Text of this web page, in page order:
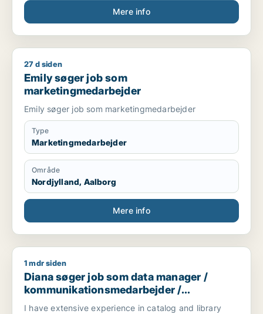
Mere info
Emily søger job som marketingmedarbejder
27 d siden
Emily søger job som
marketingmedarbejder
Emily søger job som marketingmedarbejder
Type
Marketingmedarbejder
Område
Nordjylland, Aalborg
Mere info
Diana søger job som data manager /
1 mdr siden
Diana søger job som data manager /
kommunikationsmedarbejder /
kulturmedarbejder / kreativ medarbejder /
I have extensive experience in catalog and library